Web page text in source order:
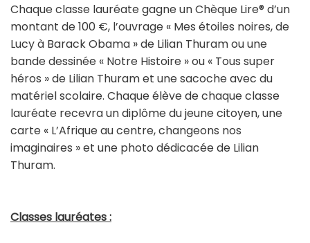
Chaque classe lauréate gagne un Chèque Lire® d’un
montant de 100 €, l’ouvrage « Mes étoiles noires, de
Lucy à Barack Obama » de Lilian Thuram ou une
bande dessinée « Notre Histoire » ou « Tous super
héros » de Lilian Thuram et une sacoche avec du
matériel scolaire. Chaque élève de chaque classe
lauréate recevra un diplôme du jeune citoyen, une
carte « L’Afrique au centre, changeons nos
imaginaires » et une photo dédicacée de Lilian
Thuram.
Classes lauréates :